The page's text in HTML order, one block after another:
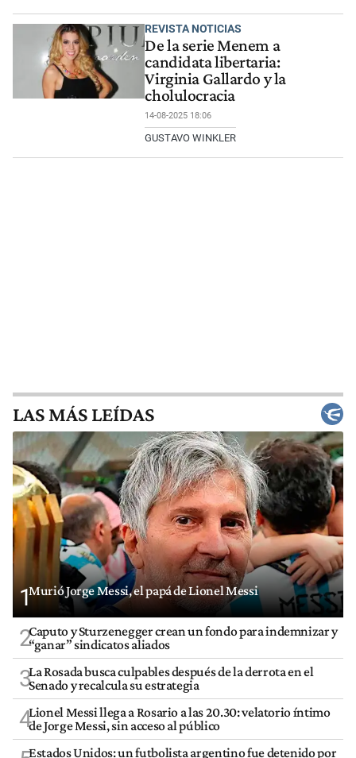
REVISTA NOTICIAS
De la serie Menem a
candidata libertaria:
Virginia Gallardo y la
cholulocracia
14-08-2025 18:06
GUSTAVO WINKLER
LAS MÁS LEÍDAS
1Murió Jorge Messi, el papá de Lionel Messi
2Caputo y Sturzenegger crean un fondo para indemnizar y
“ganar” sindicatos aliados
3La Rosada busca culpables después de la derrota en el
Senado y recalcula su estrategia
4Lionel Messi llega a Rosario a las 20.30: velatorio íntimo
de Jorge Messi, sin acceso al público
Estados Unidos: un futbolista argentino fue detenido por